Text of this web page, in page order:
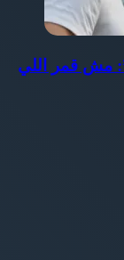
مش قمر اللي